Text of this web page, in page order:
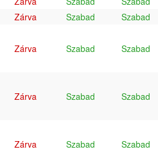
Zárva Szabad
Szabad
Zárva Szabad Szabad
Zárva Szabad Szabad
Zárva Szabad Szabad